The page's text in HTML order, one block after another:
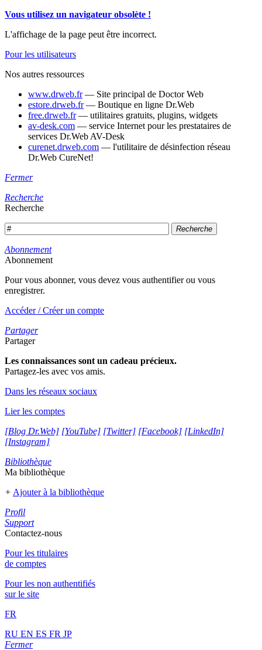
Vous utilisez un navigateur obsolète !
L'affichage de la page peut être incorrect.
Pour les utilisateurs
Nos autres ressources
www.drweb.fr— Site principal de Doctor Web
estore.drweb.fr— Boutique en ligne Dr.Web
free.drweb.fr— utilitaires gratuits, plugins, widgets
av-desk.com — service Internet pour les prestataires de
services Dr.Web AV-Desk
curenet.drweb.com — l'utilitaire de désinfection réseau
Dr.Web CureNet!
Fermer
Recherche
Recherche
Recherche
Abonnement
Abonnement
Pour vous abonner, vous devez vous authentifier ou vous
enregistrer.
Accéder / Créer un compte
Partager
Partager
Les connaissances sont un cadeau précieux.
Partagez-les avec vos amis.
Dans les réseaux sociaux
Lier les comptes
[Blog Dr.Web] [YouTube] [Twitter] [Facebook] [LinkedIn]
[Instagram]
Bibliothèque
Ma bibliothèque
+ Ajouter à la bibliothèque
Profil
Support
Contactez-nous
Pour les titulaires
de comptes
Pour les non authentifiés
sur le site
FR
RU EN ES FR JP
Fermer